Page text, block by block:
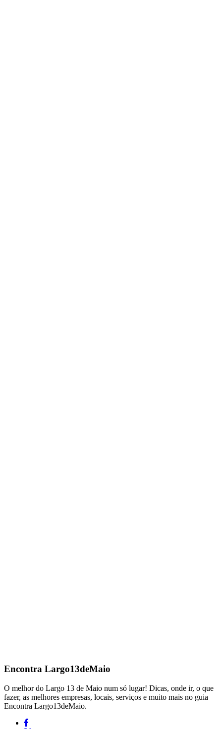
Encontra Largo13deMaio
O melhor do Largo 13 de Maio num só lugar! Dicas, onde ir, o que
fazer, as melhores empresas, locais, serviços e muito mais no guia
Encontra Largo13deMaio.